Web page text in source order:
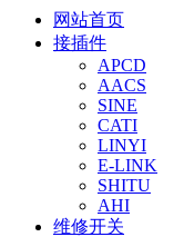
网站首页
接插件
APCD
AACS
SINE
CATI
LINYI
E-LINK
SHITU
AHI
维修开关